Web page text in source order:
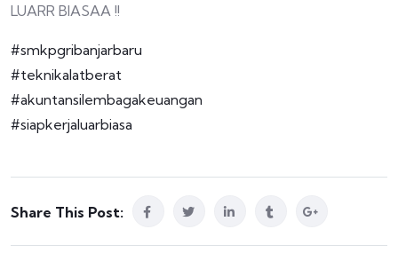
LUARR BIASAA !!
#smkpgribanjarbaru
#teknikalatberat
#akuntansilembagakeuangan
#siapkerjaluarbiasa
Share This Post: